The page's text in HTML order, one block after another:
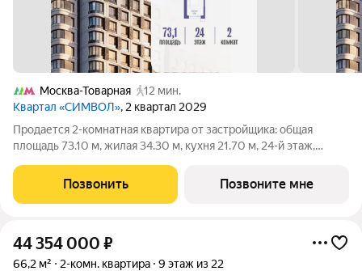
Москва-Товарная
12 мин.
Квартал «СИМВОЛ», 2 квартал 2029
Продается 2-комнатная квартира от застройщика: общая
площадь 73.10 м, жилая 34.30 м, кухня 21.70 м, 24-й этаж,
квартал 2029 года. Позвоните сейчас и забронируйте
квартиру! Квартал
Позвонить Позвоните мне
44 354 000 ₽
66,2 м² 2-комн. квартира 9 этаж из 22